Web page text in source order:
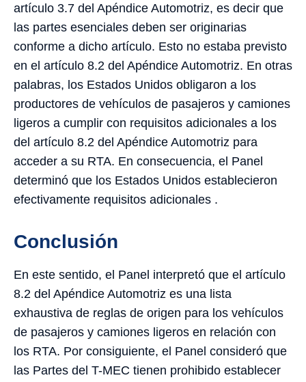
artículo 3.7 del Apéndice Automotriz, es decir que
las partes esenciales deben ser originarias
conforme a dicho artículo. Esto no estaba previsto
en el artículo 8.2 del Apéndice Automotriz. En otras
palabras, los Estados Unidos obligaron a los
productores de vehículos de pasajeros y camiones
ligeros a cumplir con requisitos adicionales a los
del artículo 8.2 del Apéndice Automotriz para
acceder a su RTA. En consecuencia, el Panel
determinó que los Estados Unidos establecieron
efectivamente requisitos adicionales .
Conclusión
En este sentido, el Panel interpretó que el artículo
8.2 del Apéndice Automotriz es una lista
exhaustiva de reglas de origen para los vehículos
de pasajeros y camiones ligeros en relación con
los RTA. Por consiguiente, el Panel consideró que
las Partes del T-MEC tienen prohibido establecer